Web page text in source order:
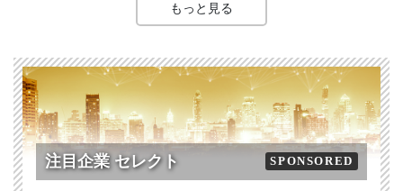
もっと見る
注目企業 セレクト SPONSORED